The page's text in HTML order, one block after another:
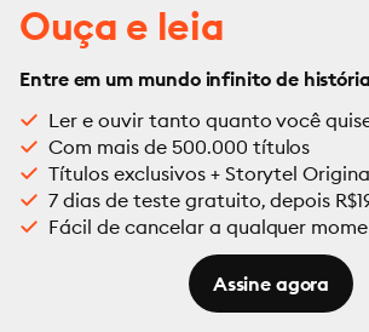
Ouça e leia
Entre em um mundo infinito de
Ler e ouvir tanto quanto você
Com mais de 500.000 títulos
Títulos exclusivos + Storytel
7 dias de teste gratuito, depois
Fácil de cancelar a qualquer
Assine agora